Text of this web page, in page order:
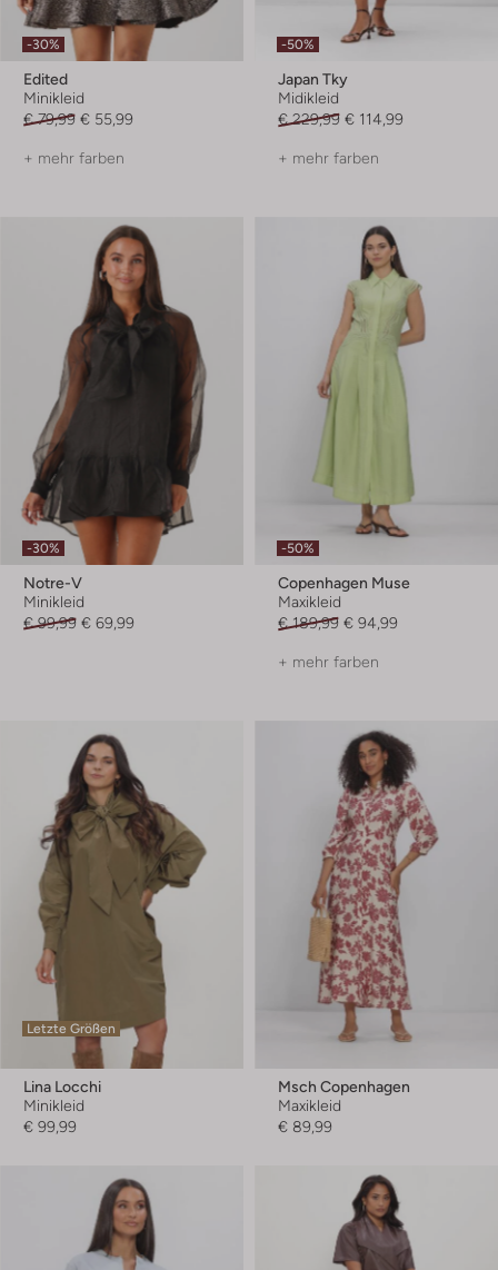
-30%
Edited
Minikleid
€ 79,99 € 55,99
+ mehr farben
-50%
Japan Tky
Midikleid
€ 229,99 € 114,99
+ mehr farben
-30%
Notre-V
Minikleid
€ 99,99 € 69,99
-50%
Copenhagen Muse
Maxikleid
€ 189,99 € 94,99
+ mehr farben
Letzte Größen
Lina Locchi
Minikleid
€ 99,99
Msch Copenhagen
Maxikleid
€ 89,99